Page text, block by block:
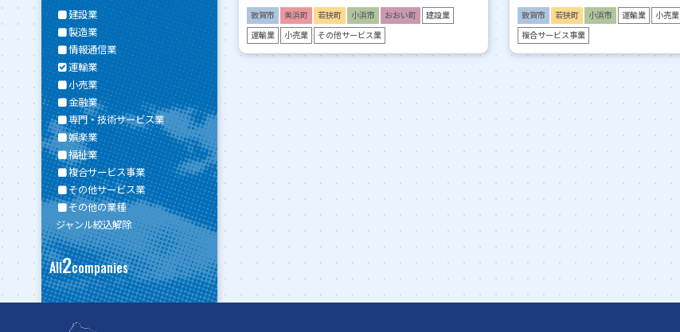
建設業
製造業
情報通信業
運輸業
小売業
金融業
専門・技術サービス業
娯楽業
福祉業
複合サービス事業
その他サービス業
その他の業種
ジャンル絞込解除
All2companies
敦賀市 美浜町 若狭町 小浜市 おおい町 建設業
運輸業 小売業 その他サービス業
敦賀市 若狭町 小浜市 運輸業 小売業
複合サービス事業